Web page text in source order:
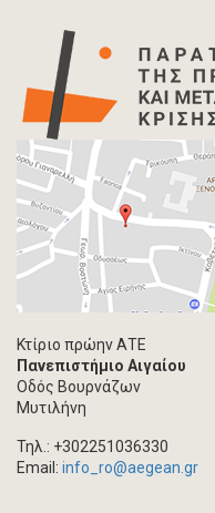
Κτίριο πρώην ΑΤΕ
Πανεπιστήμιο Αιγαίου
Οδός Βουρνάζων
Μυτιλήνη
Τηλ.: +302251036330
Email: info_ro@aegean.gr